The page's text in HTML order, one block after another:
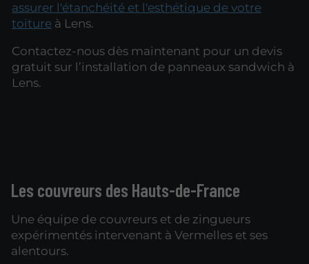
assurer l'étanchéité et l'esthétique de votre
toiture à Lens.
Contactez-nous dès maintenant pour un devis
gratuit sur l’installation de panneaux sandwich à
Lens.
Les couvreurs des Hauts-de-France
Une équipe de couvreurs et de zingueurs
expérimentés intervenant à Vermelles et ses
alentours.